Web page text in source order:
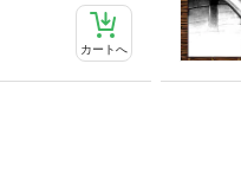
カートへ